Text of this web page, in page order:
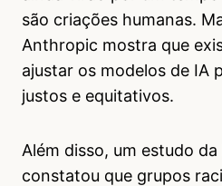
são criações humanas.
Anthropic mostra que
ajustar os modelos de IA
justos e equitativos.
Além disso, um estudo
constatou que grupos